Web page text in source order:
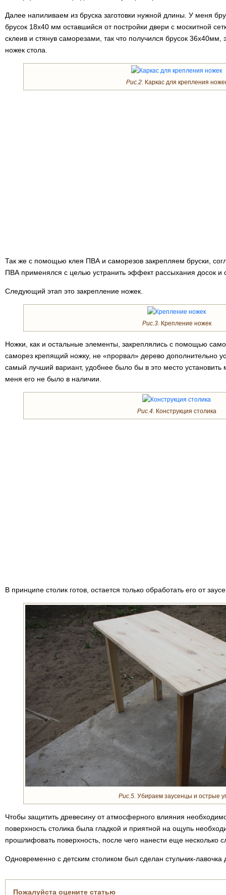
Далее напиливаем из бруска заготовки нужной длины. У меня
брусок 18х40 мм оставшийся от постройки двери с москитной
склеив и стянув саморезами, так что получился брусок 36х40мм,
ножек стола.
Рис.2. Каркас для крепления
Так же с помощью клея ПВА и саморезов закрепляем бруски,
ПВА применялся с целью устранить эффект рассыхания досок и
Следующий этап это закрепление ножек.
Рис.3. Крепление ножек
Ножки, как и остальные элементы, закреплялись с помощью
саморез крепящий ножку, не «прорвал» дерево дополнительно
самый лучший вариант, удобнее было бы в это место установить
меня его не было в наличии.
Рис.4. Конструкция столика
В принципе столик готов, остается только обработать его от
Рис.5. Убираем заусенцы и острые
Чтобы защитить древесину от атмосферного влияния
поверхность столика была гладкой и приятной на ощупь
прошлифовать поверхность, после чего нанести еще несколько
Одновременно с детским столиком был сделан стульчик-лавочка
Пожалуйста оцените статью